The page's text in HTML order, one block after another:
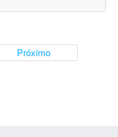
Próximo